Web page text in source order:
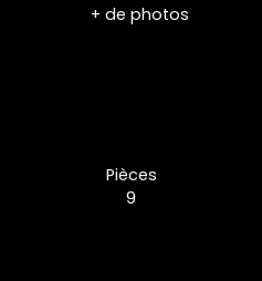
+ de photos
Pièces
9